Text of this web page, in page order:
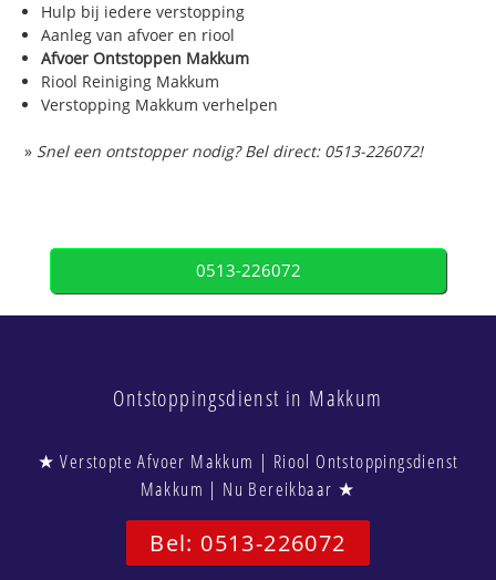
Hulp bij iedere verstopping
Aanleg van afvoer en riool
Afvoer Ontstoppen Makkum
Riool Reiniging Makkum
Verstopping Makkum verhelpen
» Snel een ontstopper nodig? Bel direct: 0513-226072!
0513-226072
Ontstoppingsdienst in Makkum
★ Verstopte Afvoer Makkum | Riool Ontstoppingsdienst
Makkum | Nu Bereikbaar ★
Bel: 0513-226072